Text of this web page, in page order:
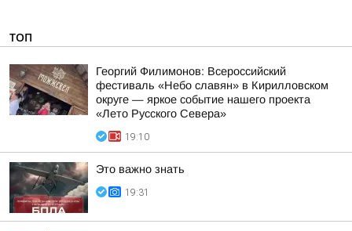
ТОП
Георгий Филимонов: Всероссийский
фестиваль «Небо славян» в Кирилловском
округе — яркое событие нашего проекта
«Лето Русского Севера»
19:10
Это важно знать
19:31